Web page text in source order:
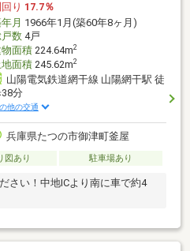
り 17.7％
月 1966年1月(築60年8ヶ月)
数4戸
面積224.64m2
面積245.62m2
山陽電気鉄道網干線 山陽網干駅 徒
分
他の交通
兵庫県たつの市御津町釜屋
図あり 駐車場あり
さい！中地ICより南に車で約4